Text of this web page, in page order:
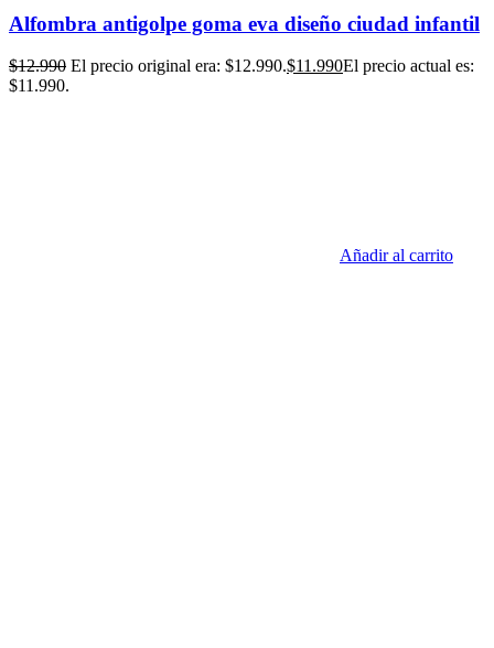
Alfombra antigolpe goma eva diseño ciudad infantil
$12.990 El precio original era: $12.990.$11.990El precio actual es:
$11.990.
Añadir al carrito